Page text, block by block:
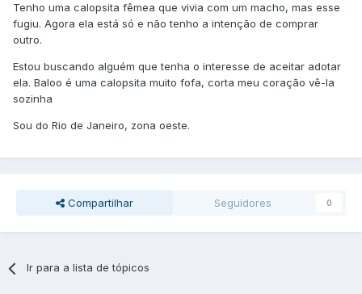
Tenho uma calopsita fêmea que vivia com um macho, mas esse
fugiu. Agora ela está só e não tenho a intenção de comprar
outro.
Estou buscando alguém que tenha o interesse de aceitar adotar
ela. Baloo é uma calopsita muito fofa, corta meu coração vê-la
sozinha
Sou do Rio de Janeiro, zona oeste.
Compartilhar Seguidores 0
Ir para a lista de tópicos